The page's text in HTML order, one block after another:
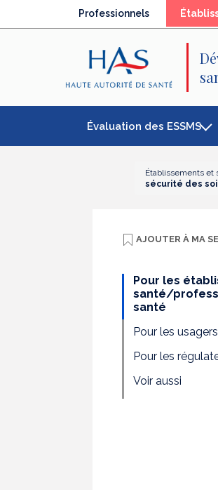
Professionnels
Évaluation des ESSMS
Établissements et
sécurité des
AJOUTER À MA
Pour les
santé/
santé
Pour les
Pour les
Voir aussi